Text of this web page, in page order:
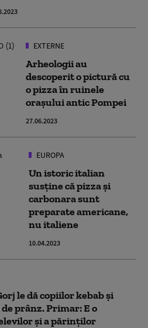
EXTERNE
Arheologii au
descoperit o pictură cu
o pizza în ruinele
orașului antic Pompei
27.06.2023
EUROPA
Un istoric italian
susţine că pizza şi
carbonara sunt
preparate americane,
nu italiene
10.04.2023
le dă copiilor kebab și
prânz. Primar: E o
și a părinților